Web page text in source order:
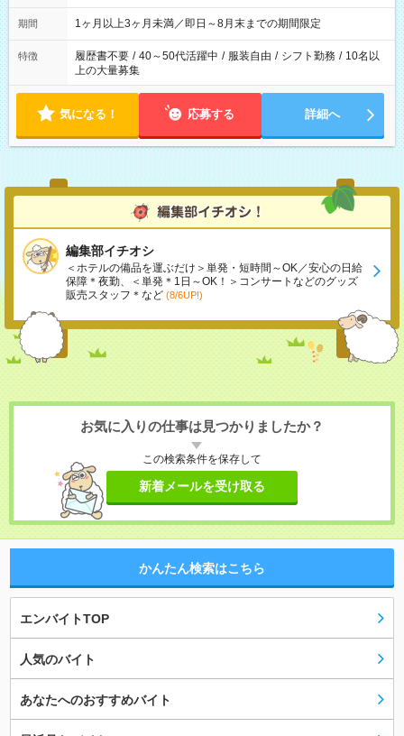
ます
期間 1ヶ月以上3ヶ月未満／即日～8月末までの期間限定
特徴 履歴書不要 / 40～50代活躍中 / 服装自由 / シフト勤務 / 10名以
上の大量募集
気になる！ 応募する 詳細へ
編集部イチオシ
＜ホテルの備品を運ぶだけ＞単発・短時間～OK／安心の日給
保障＊夜勤、＜単発＊1日～OK！＞コンサートなどのグッズ
販売スタッフ＊など (8/6UP!)
お気に入りの仕事は見つかりましたか？
この検索条件を保存して
新着メールを受け取る
かんたん検索はこちら
エンバイトTOP
人気のバイト
あなたへのおすすめバイト